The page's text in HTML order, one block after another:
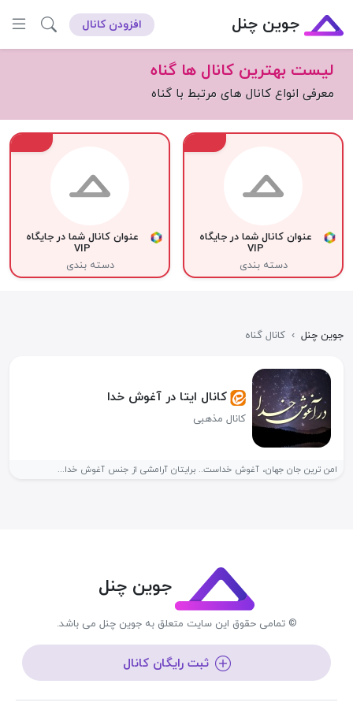
جوین چنل افزودن کانال
لیست بهترین کانال ها گناه
معرفی انواع کانال های مرتبط با گناه
عنوان کانال شما در جایگاه
VIP
دسته بندی
عنوان کانال شما در جایگاه
VIP
دسته بندی
جوین چنل › کانال گناه
کانال ایتا در آغوش خدا
کانال مذهبی
امن ترین جان جهان، آغوش خداست.. برایتان آرامشی از جنس آغوش خدا...
جوین چنل
© تمامی حقوق این سایت متعلق به جوین چنل می باشد.
ثبت رایگان کانال